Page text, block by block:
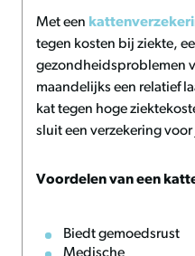
• te gebruiken als reistas en
• ventilatie en kijkgaten
• zacht binnenkussen van
• eenvoudig te openen
• stevig en stijlvol ontwerp
Het binnenkussen is
tas op een rustige plek in
Met een
tegen kosten bij ziekte,
gezondheidsproblemen
maandelijks een relatief
kat tegen hoge
sluit een verzekering voor
Voordelen van een
Biedt gemoedsrust